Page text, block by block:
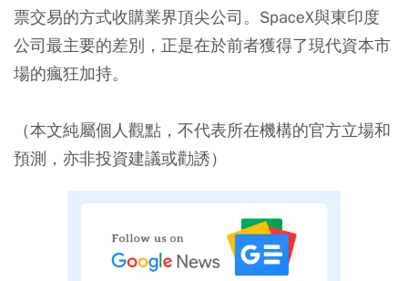
票交易的方式收購業界頂尖公司。SpaceX與東印度
公司最主要的差別，正是在於前者獲得了現代資本市
場的瘋狂加持。
（本文純屬個人觀點，不代表所在機構的官方立場和
預測，亦非投資建議或勸誘）